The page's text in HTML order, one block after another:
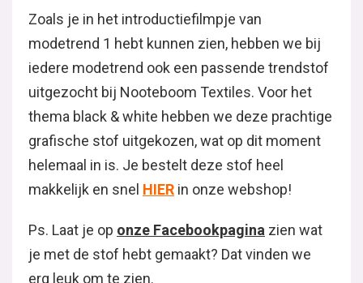
Zoals je in het introductiefilmpje van
modetrend 1 hebt kunnen zien, hebben we bij
iedere modetrend ook een passende trendstof
uitgezocht bij Nooteboom Textiles. Voor het
thema black & white hebben we deze prachtige
grafische stof uitgekozen, wat op dit moment
helemaal in is. Je bestelt deze stof heel
makkelijk en snel HIER in onze webshop!
Ps. Laat je op onze Facebookpagina zien wat
je met de stof hebt gemaakt? Dat vinden we
erg leuk om te zien.